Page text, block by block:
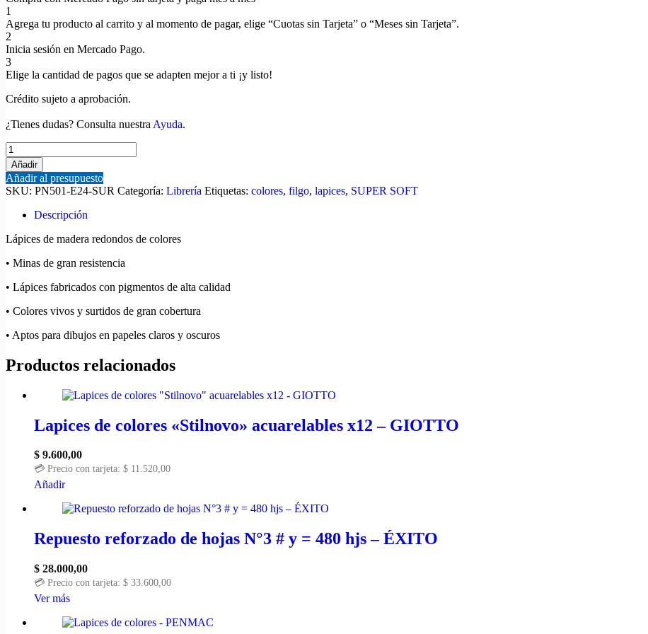
1
Agrega tu producto al carrito y al momento de pagar, elige “Cuotas sin Tarjeta” o “Meses sin Tarjeta”.
2
Inicia sesión en Mercado Pago.
3
Elige la cantidad de pagos que se adapten mejor a ti ¡y listo!
Crédito sujeto a aprobación.
¿Tienes dudas? Consulta nuestra Ayuda.
Añadir
Añadir al presupuesto
SKU: PN501-E24-SUR Categoría: Librería Etiquetas: colores, filgo, lapices, SUPER SOFT
Descripción
Lápices de madera redondos de colores
• Minas de gran resistencia
• Lápices fabricados con pigmentos de alta calidad
• Colores vivos y surtidos de gran cobertura
• Aptos para dibujos en papeles claros y oscuros
Productos relacionados
Lapices de colores «Stilnovo» acuarelables x12 – GIOTTO
$ 9.600,00
💳 Precio con tarjeta: $ 11.520,00
Añadir
Repuesto reforzado de hojas N°3 # y = 480 hjs – ÉXITO
$ 28.000,00
💳 Precio con tarjeta: $ 33.600,00
Ver más